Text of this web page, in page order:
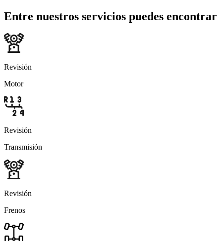
Entre nuestros servicios puedes encontrar
Revisión
Motor
Revisión
Transmisión
Revisión
Frenos